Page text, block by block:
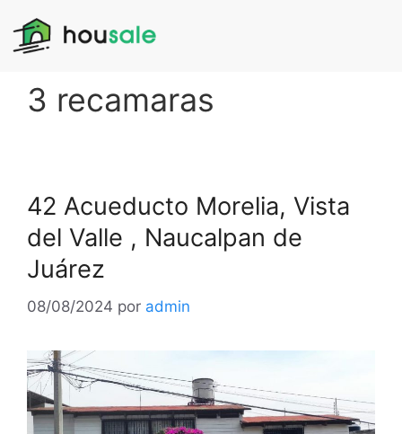
3 recamaras
42 Acueducto Morelia, Vista
del Valle , Naucalpan de
Juárez
08/08/2024 por admin